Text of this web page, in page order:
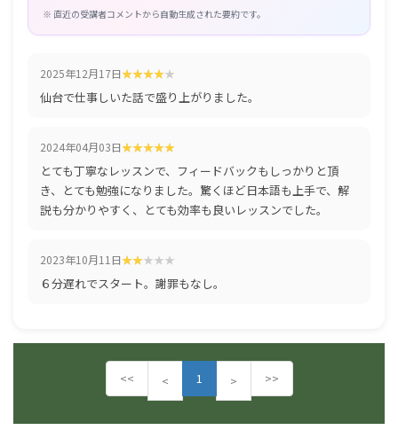
※ 直近の受講者コメントから自動生成された要約です。
2025年12月17日
仙台で仕事しいた話で盛り上がりました。
2024年04月03日
とても丁寧なレッスンで、フィードバックもしっかりと頂
き、とても勉強になりました。驚くほど日本語も上手で、解
説も分かりやすく、とても効率も良いレッスンでした。
2023年10月11日
６分遅れでスタート。謝罪もなし。
<< <P
r
e
1 >N
e
x
>>